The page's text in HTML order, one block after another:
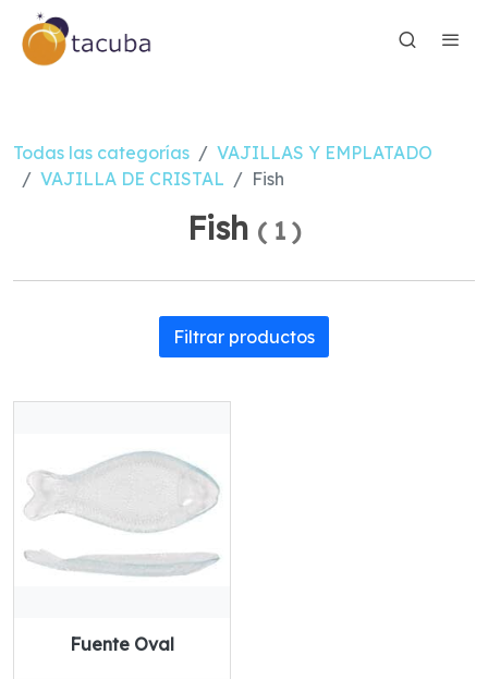
Todas las categorías
VAJILLAS Y EMPLATADO
VAJILLA DE CRISTAL
Fish
Fish ( 1 )
Filtrar productos
Fuente Oval